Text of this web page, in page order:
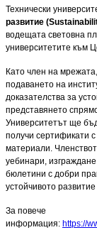
Технически
развитие (
водещата световна
университетите към
Като член на
подаването на
доказателства за
представянето
Университетът ще
получи сертификати
материали.
уебинари,
бюлетини с добри
устойчивото
За повече
информация: https://